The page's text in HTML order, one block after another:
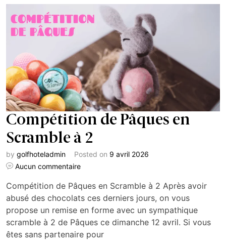
Compétition de Pâques en
Scramble à 2
by golfhoteladmin Posted on 9 avril 2026
Aucun commentaire
Compétition de Pâques en Scramble à 2 Après avoir
abusé des chocolats ces derniers jours, on vous
propose un remise en forme avec un sympathique
scramble à 2 de Pâques ce dimanche 12 avril. Si vous
êtes sans partenaire pour